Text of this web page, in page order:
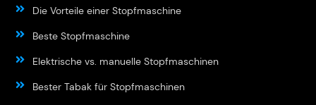
Die Vorteile einer Stopfmaschine
Beste Stopfmaschine
Elektrische vs. manuelle Stopfmaschinen
Bester Tabak für Stopfmaschinen